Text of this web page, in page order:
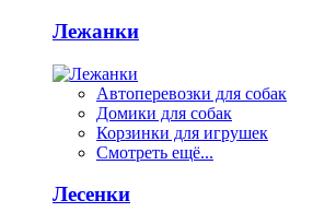
Лежанки
Автоперевозки для собак
Домики для собак
Корзинки для игрушек
Смотреть ещё...
Лесенки